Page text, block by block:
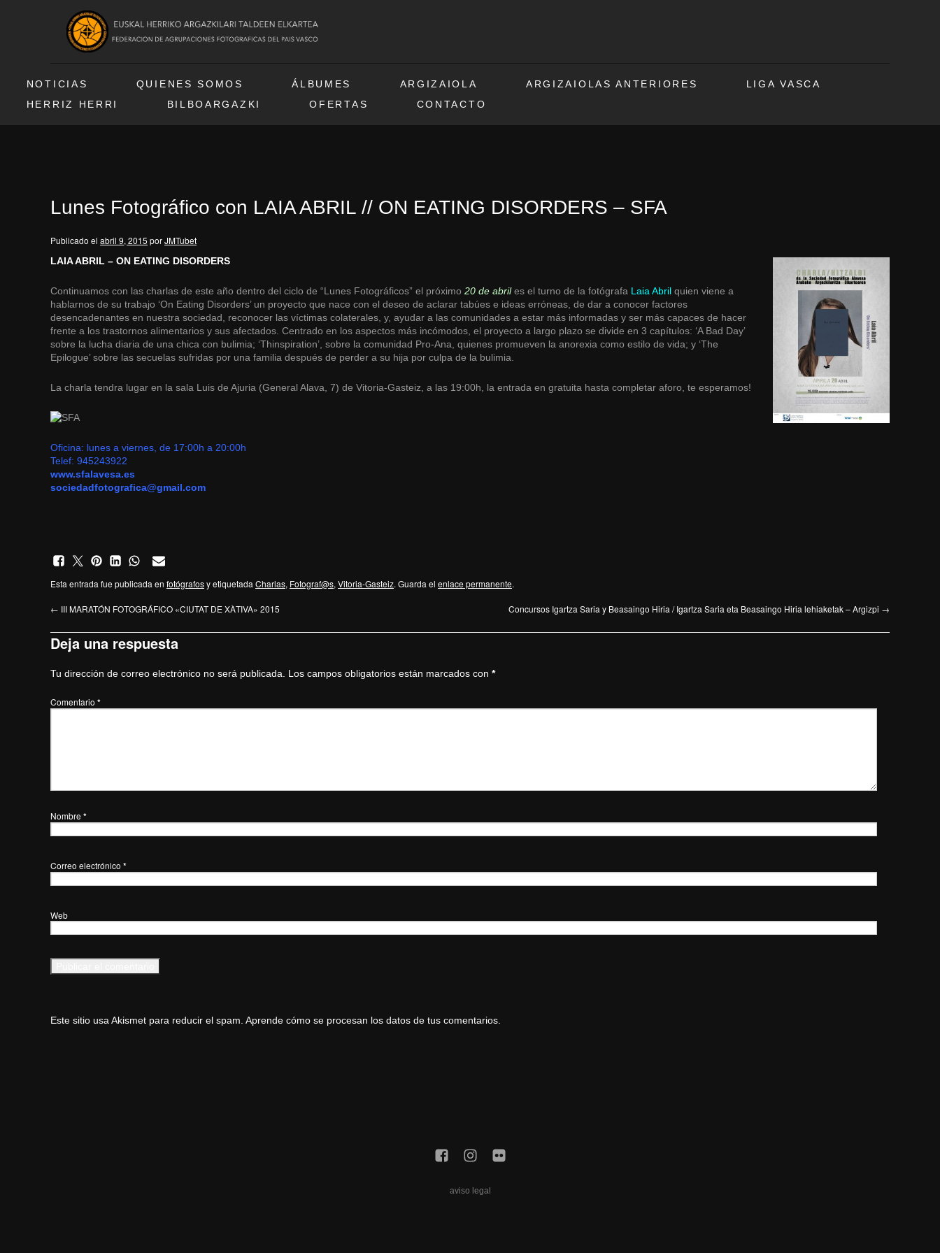
NOTICIAS QUIENES SOMOS ÁLBUMES ARGIZAIOLA ARGIZAIOLAS ANTERIORES
LIGA VASCA
HERRIZ HERRI
BILBOARGAZKI OFERTAS CONTACTO
Lunes Fotográfico con LAIA ABRIL // ON EATING DISORDERS – SFA
Publicado el abril 9, 2015 porJMTubet
LAIA ABRIL – ON EATING DISORDERS
Continuamos con las charlas de este año dentro del ciclo de “Lunes Fotográficos” el próximo 20 de abril es el turno de la fotógrafa Laia Abril quien viene a
hablarnos de su trabajo ‘On Eating Disorders’ un proyecto que nace con el deseo de aclarar tabúes e ideas erróneas, de dar a conocer factores
desencadenantes en nuestra sociedad, reconocer las víctimas colaterales, y, ayudar a las comunidades a estar más informadas y ser más capaces de hacer
frente a los trastornos alimentarios y sus afectados. Centrado en los aspectos más incómodos, el proyecto a largo plazo se divide en 3 capítulos: ‘A Bad Day’
sobre la lucha diaria de una chica con bulimia; ‘Thinspiration’, sobre la comunidad Pro-Ana, quienes promueven la anorexia como estilo de vida; y ‘The
Epilogue’ sobre las secuelas sufridas por una familia después de perder a su hija por culpa de la bulimia.
La charla tendra lugar en la sala Luis de Ajuria (General Alava, 7) de Vitoria-Gasteiz, a las 19:00h, la entrada en gratuita hasta completar aforo, te esperamos!
Oficina: lunes a viernes, de 17:00h a 20:00h
Telef: 945243922
www.sfalavesa.es
sociedadfotografica@gmail.com
Esta entrada fue publicada en fotógrafosy etiquetada Charlas, Fotograf@s, Vitoria-Gasteiz. Guarda el enlace permanente.
← III MARATÓN FOTOGRÁFICO «CIUTAT DE XÀTIVA» 2015 Concursos Igartza Saria y Beasaingo Hiria / Igartza Saria eta Beasaingo Hiria lehiaketak – Argizpi →
Deja una respuesta
Tu dirección de correo electrónico no será publicada. Los campos obligatorios están marcados con *
Comentario *
Nombre *
Correo electrónico *
Web
Este sitio usa Akismet para reducir el spam. Aprende cómo se procesan los datos de tus comentarios.
aviso legal